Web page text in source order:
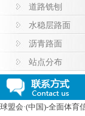
道路铣刨
水稳层路面
沥青路面
站点分布
球盟会·(中国)-全面体育